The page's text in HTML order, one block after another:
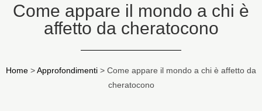
Come appare il mondo a chi è
affetto da cheratocono
Home >Approfondimenti > Come appare il mondo a chi è affetto da
cheratocono